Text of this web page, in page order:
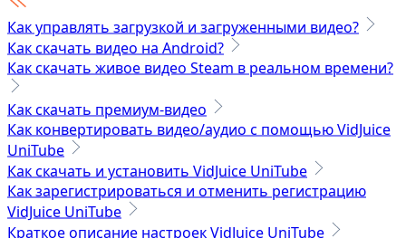
Как скачать канал Youtube
Как скачать частные видео с Facebook
Как скачать онлайн-видео в MP3
Как скачать видео OnlyFans — 100% работает
Технические характеристики
Как управлять загрузкой и загруженными видео?
Как скачать видео на Android?
Как скачать живое видео Steam в реальном времени?
Как скачать премиум-видео
Как конвертировать видео/аудио с помощью VidJuice
UniTube
Как скачать и установить VidJuice UniTube
Как зарегистрироваться и отменить регистрацию
VidJuice UniTube
Краткое описание настроек VidJuice UniTube